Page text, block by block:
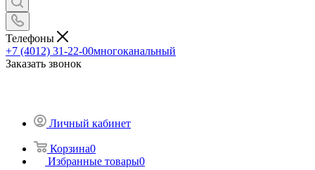
Телефоны
+7 (4012) 31-22-00многоканальный
Заказать звонок
Личный кабинет
Корзина0
Избранные товары0